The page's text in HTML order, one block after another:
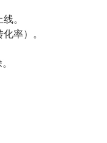
。
率）。